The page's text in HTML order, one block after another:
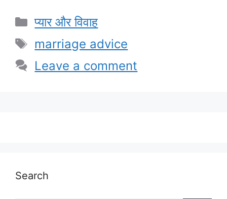
Categories
प्यार और विवाह
Tags
marriage advice
Leave a comment
Search